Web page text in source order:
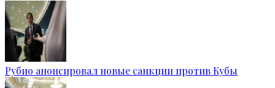
Рубио анонсировал новые санкции против Кубы